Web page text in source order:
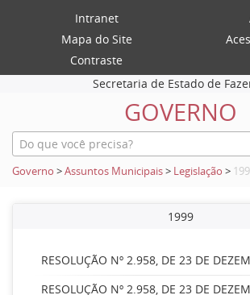
Intranet
Mapa do Site
Contraste
Secretaria de Estado de
GOVERNO
Governo >Assuntos Municipais> Legislação >
1999
RESOLUÇÃO Nº 2.958, DE 23 DE
RESOLUÇÃO Nº 2.958, DE 23 DE